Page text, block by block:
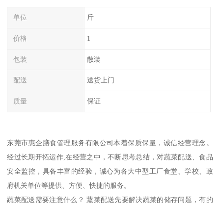
单位 斤
价格 1
包装 散装
配送 送货上门
质量 保证
东莞市惠企膳食管理服务有限公司本着保质保量，诚信经营理念。
经过长期开拓运作,在经营之中，不断思考总结，对蔬菜配送、食品
安全监控，具备丰富的经验，诚心为各大中型工厂食堂、学校、政
府机关单位等提供、方便、快捷的服务。
蔬菜配送需要注意什么？ 蔬菜配送先要解决蔬菜的储存问题，有的